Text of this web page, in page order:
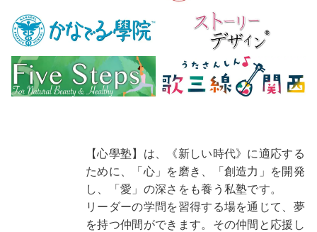
【心學塾】は、《新しい時代》に適応する
ために、「心」を磨き、「創造力」を開発
し、「愛」の深さをも養う私塾です。
リーダーの学問を習得する場を通じて、夢
を持つ仲間ができます。その仲間と応援し